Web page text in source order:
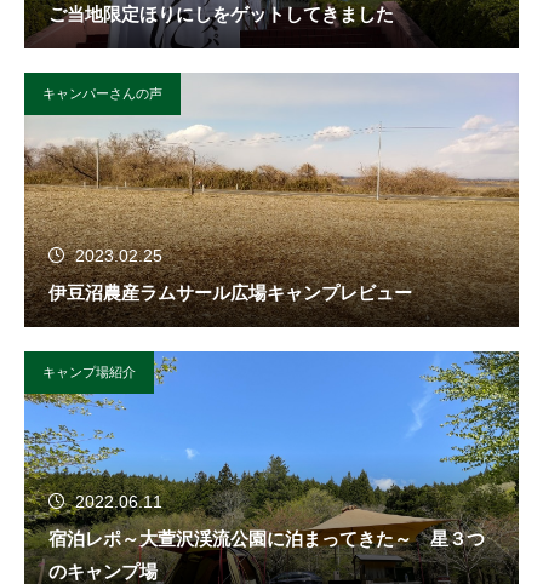
ご当地限定ほりにしをゲットしてきました
キャンパーさんの声
2023.02.25
伊豆沼農産ラムサール広場キャンプレビュー
キャンプ場紹介
2022.06.11
宿泊レポ～大萱沢渓流公園に泊まってきた～ 星３つ
のキャンプ場